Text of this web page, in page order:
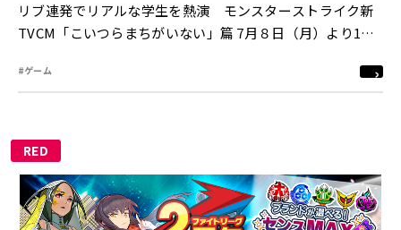
リブ連発でリアルな学生を熱演 モンスターストライク新
TVCM「こいつらまちがいない」篇 7月８日（月）より1週
#ゲーム
RED